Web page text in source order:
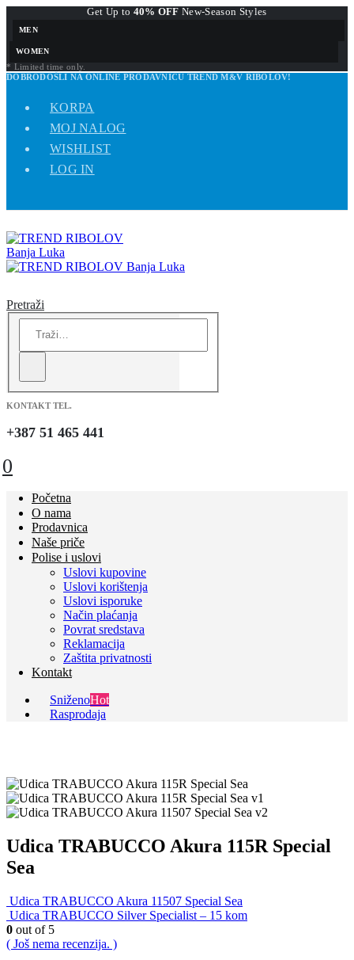
Get Up to 40% OFF New-Season Styles
MEN
WOMEN
* Limited time only.
DOBRODOŠLI NA ONLINE PRODAVNICU TREND M&V RIBOLOV!
KORPA
MOJ NALOG
WISHLIST
LOG IN
Pretraži
KONTAKT TEL.
+387 51 465 441
0
Početna
O nama
Prodavnica
Naše priče
Polise i uslovi
Uslovi kupovine
Uslovi korištenja
Uslovi isporuke
Način plaćanja
Povrat sredstava
Reklamacija
Zaštita privatnosti
Kontakt
SniženoHot
Rasprodaja
Udica TRABUCCO Akura 115R Special
Sea
Udica TRABUCCO Akura 11507 Special Sea
Udica TRABUCCO Silver Specialist – 15 kom
0 out of 5
( Još nema recenzija. )